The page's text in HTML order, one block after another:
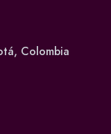
Colombia